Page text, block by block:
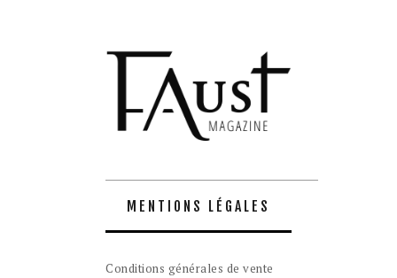
MENTIONS LÉGALES
Conditions générales de vente